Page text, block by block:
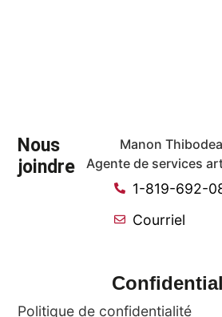
Nous
joindre
Manon
Agente de services
1-819-692-
Courriel
Politique de confidentialité